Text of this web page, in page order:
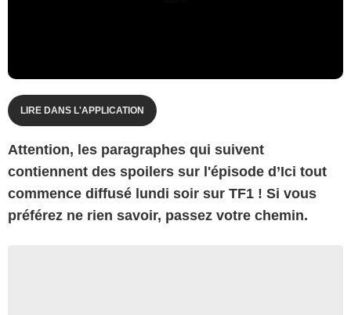
LIRE DANS L'APPLICATION
Attention, les paragraphes qui suivent
contiennent des spoilers sur l'épisode d’Ici tout
commence diffusé lundi soir sur TF1 ! Si vous
préférez ne rien savoir, passez votre chemin.